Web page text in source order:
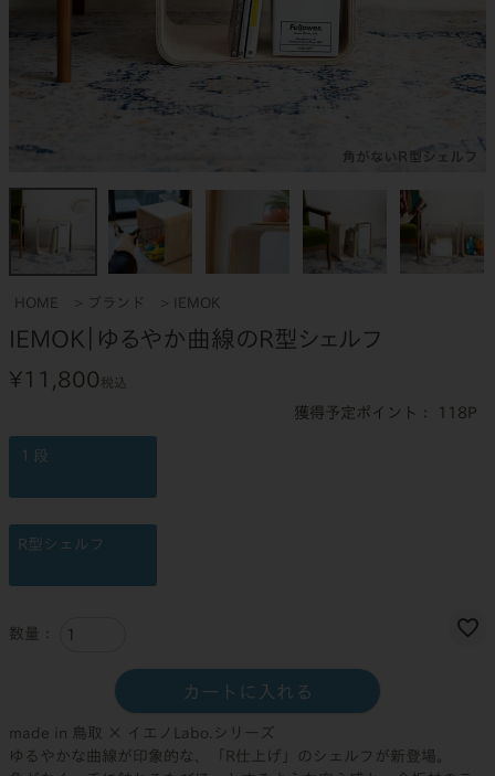
HOME ブランド IEMOK
IEMOK｜ゆるやか曲線のR型シェルフ
¥11,800 税込
118
１段
R型シェルフ
カートに入れる
made in 鳥取 × イエノLabo.シリーズ
ゆるやかな曲線が印象的な、「R仕上げ」のシェルフが新登場。